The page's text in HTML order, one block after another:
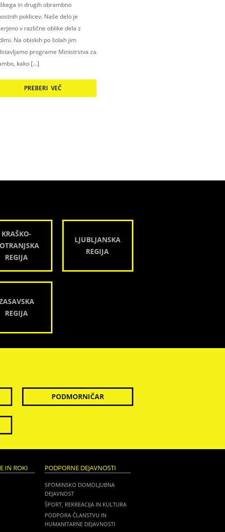
in drugih obrambno
poklicev. Naše delo je
v različne oblike dela z
Na obiskih po šolah jim
programe Ministrstva za
kako […]
PREBERI VEČ
KRAŠKO-
REGIJA
LJUBLJANSKA
REGIJA
REGIJA
PODMORNIČAR
IN ROKI PODPORNE DEJAVNOSTI
SPOMINSKO DOMOLJUBNA
DEJAVNOST
ŠPORT, REKREACIJA IN KULTURA
PODPORA ČLANSTVU IN
HUMANITARNE DEJAVNOSTI